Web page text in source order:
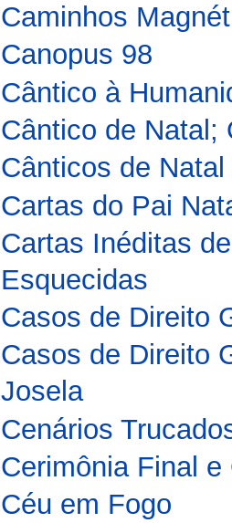
Caminhos
Canopus 98
Cântico à
Cântico de Natal;
Cânticos de Natal
Cartas do Pai
Cartas Inéditas
Esquecidas
Casos de Direito
Casos de Direito
Josela
Cenários
Cerimônia Final
Céu em Fogo